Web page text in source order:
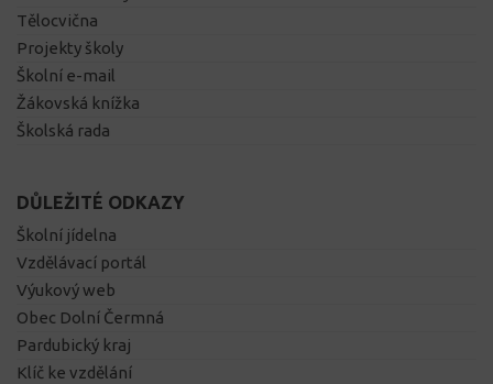
Tělocvična
Projekty školy
Školní e-mail
Žákovská knížka
Školská rada
DŮLEŽITÉ ODKAZY
Školní jídelna
Vzdělávací portál
Výukový web
Obec Dolní Čermná
Pardubický kraj
Klíč ke vzdělání